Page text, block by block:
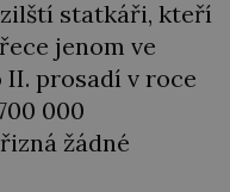
statkáři, kteří
jenom ve
prosadí v roce
000
žádné